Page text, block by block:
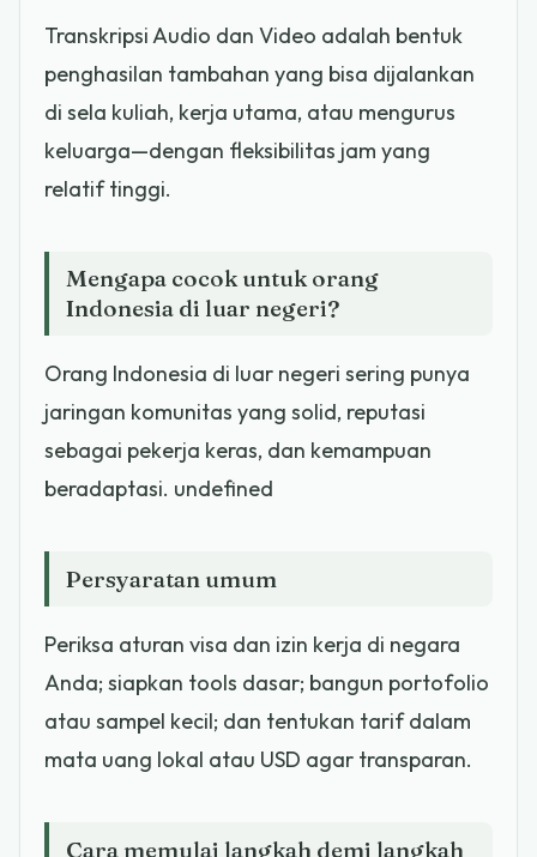
Transkripsi Audio dan Video adalah bentuk
penghasilan tambahan yang bisa dijalankan
di sela kuliah, kerja utama, atau mengurus
keluarga—dengan fleksibilitas jam yang
relatif tinggi.
Mengapa cocok untuk orang
Indonesia di luar negeri?
Orang Indonesia di luar negeri sering punya
jaringan komunitas yang solid, reputasi
sebagai pekerja keras, dan kemampuan
beradaptasi. undefined
Persyaratan umum
Periksa aturan visa dan izin kerja di negara
Anda; siapkan tools dasar; bangun portofolio
atau sampel kecil; dan tentukan tarif dalam
mata uang lokal atau USD agar transparan.
Cara memulai langkah demi langkah